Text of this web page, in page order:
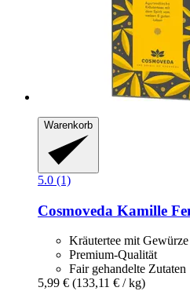
Warenkorb
5.0 (1)
Cosmoveda Kamille
Kräutertee mit Gewürze
Premium-Qualität
Fair gehandelte Zutaten
5,99 € (133,11 € / kg)